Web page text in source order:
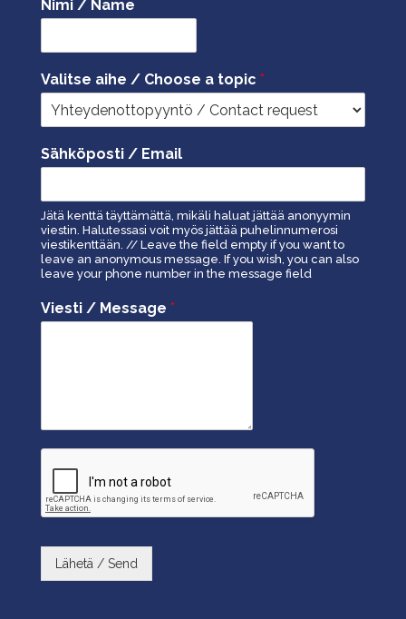
Nimi / Name
Valitse aihe / Choose a topic *
Sähköposti / Email
Jätä kenttä täyttämättä, mikäli haluat jättää anonyymin
viestin. Halutessasi voit myös jättää puhelinnumerosi
viestikenttään. // Leave the field empty if you want to
leave an anonymous message. If you wish, you can also
leave your phone number in the message field
Viesti / Message *
Lähetä / Send